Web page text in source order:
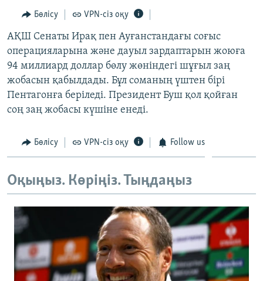
Navigation
Skip
to
Search
АДАМ ҚҰҚЫҚТАРЫ
ӘЛЕУМЕТ
ӘЛЕМ
АРНАЙЫ ЖОБАЛАР
Русский
ЖАЗЫЛЫҢЫЗ
Басқа тілдерде
Бөлісу VPN-сіз оқу
АҚШ Сенаты Ирақ пен Ауғанстандағы соғыс
операцияларына және дауыл зардаптарын жоюға
94 миллиард доллар бөлу жөніндегі шұғыл заң
жобасын қабылдады. Бұл соманың үштен бірі
Пентагонға беріледі. Президент Буш қол қойған
соң заң жобасы күшіне енеді.
Бөлісу VPN-сіз оқу Follow us
Оқыңыз. Көріңіз. Тыңдаңыз